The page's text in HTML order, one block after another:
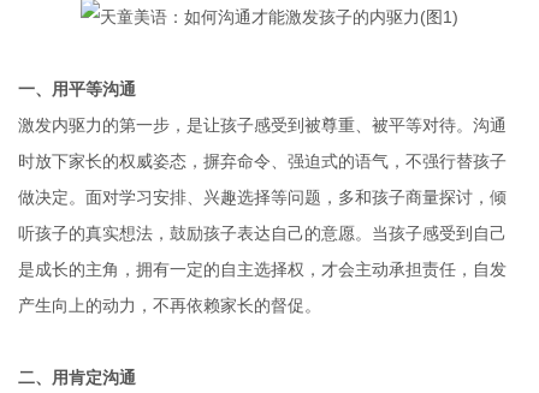
一、 用平等沟通
激发内驱力的第一步，是让孩子感受到被尊重、被平等对待。沟通
时放下家长的权威姿态，摒弃命令、强迫式的语气，不强行替孩子
做决定。面对学习安排、兴趣选择等问题，多和孩子商量探讨，倾
听孩子的真实想法，鼓励孩子表达自己的意愿。当孩子感受到自己
是成长的主角，拥有一定的自主选择权，才会主动承担责任，自发
产生向上的动力，不再依赖家长的督促。
二、 用肯定沟通